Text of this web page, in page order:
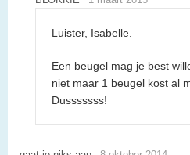
Luister, Isabelle.
Een beugel mag je best
niet maar 1 beugel kost al
Dusssssss!